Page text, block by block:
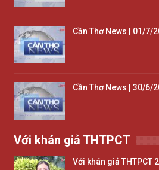
Cần Thơ News | 01/7/
Cần Thơ News | 30/6/
Với khán giả THTPCT
Với khán giả THTPCT